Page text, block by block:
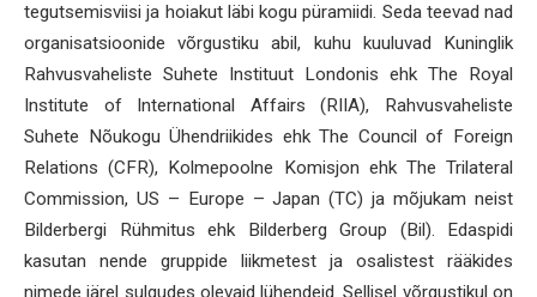
tegutsemisviisi ja hoiakut läbi kogu püramiidi. Seda teevad nad
organisatsioonide võrgustiku abil, kuhu kuuluvad Kuninglik
Rahvusvaheliste Suhete Instituut Londonis ehk The Royal
Institute of International Affairs (RIIA), Rahvusvaheliste
Suhete Nõukogu Ühendriikides ehk The Council of Foreign
Relations (CFR), Kolmepoolne Komisjon ehk The Trilateral
Commission, US – Europe – Japan (TC) ja mõjukam neist
Bilderbergi Rühmitus ehk Bilderberg Group (Bil). Edaspidi
kasutan nende gruppide liikmetest ja osalistest rääkides